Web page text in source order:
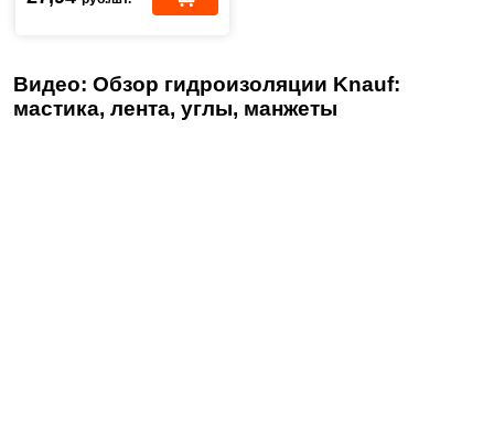
Видео: Обзор гидроизоляции Knauf:
мастика, лента, углы, манжеты